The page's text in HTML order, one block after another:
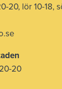
20, lör 10-18,
20